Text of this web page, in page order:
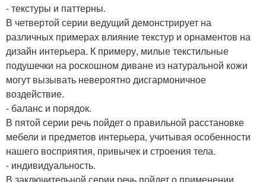
- текстуры и паттерны.
В четвертой серии ведущий демонстрирует на
различных примерах влияние текстур и орнаментов на
дизайн интерьера. К примеру, милые текстильные
подушечки на роскошном диване из натуральной кожи
могут вызывать невероятно дисгармоничное
воздействие.
- баланс и порядок.
В пятой серии речь пойдет о правильной расстановке
мебели и предметов интерьера, учитывая особенности
нашего восприятия, привычек и строения тела.
- индивидуальность.
В заключительной серии речь пойдет о применении